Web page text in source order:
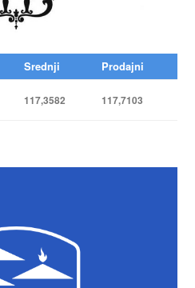
Srednji Prodajni
117,3582 117,7103